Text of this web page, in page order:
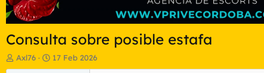
Consulta sobre posible estafa
I
n
Axl76
F
e
17 Feb 2026